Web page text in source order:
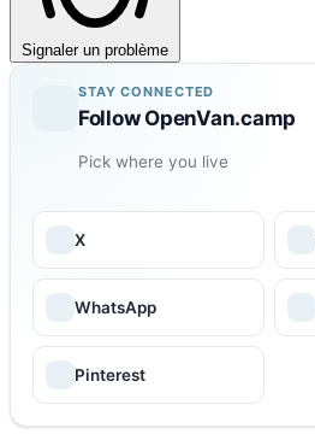
Signaler un problème
STAY CONNECTED
Follow OpenVan.camp
Pick where you live
X
WhatsApp
Pinterest